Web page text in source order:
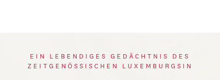
EIN LEBENDIGES GEDÄCHTNIS DES
ZEITGENÖSSISCHEN LUXEMBURGSIN